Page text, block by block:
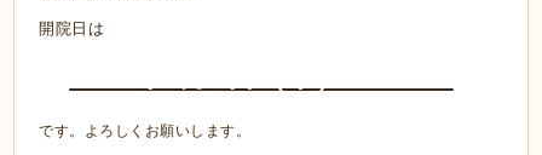
開院日は
です。よろしくお願いします。